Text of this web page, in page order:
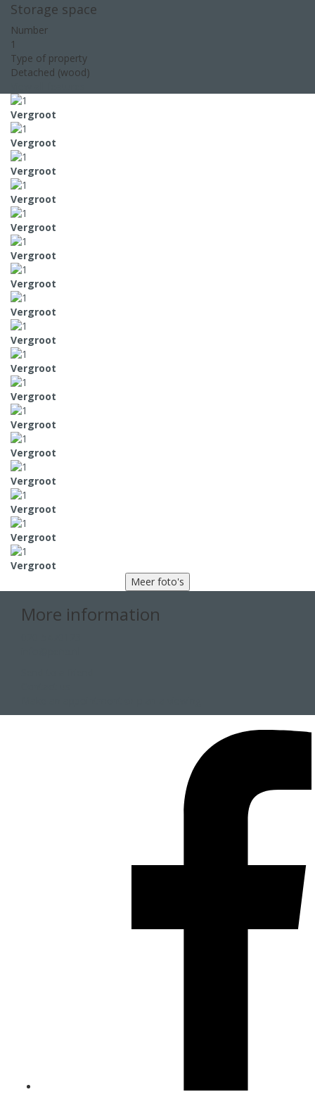
Storage space
Number
1
Type of property
Detached (wood)
Vergroot
Vergroot
Vergroot
Vergroot
Vergroot
Vergroot
Vergroot
Vergroot
Vergroot
Vergroot
Vergroot
Vergroot
Vergroot
Vergroot
Vergroot
Vergroot
Vergroot
Meer foto's
More information